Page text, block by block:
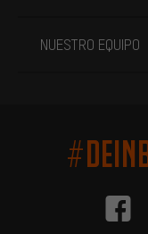
NUESTRO EQUIPO